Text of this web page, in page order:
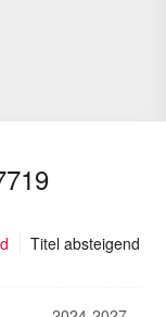
Titel absteigend